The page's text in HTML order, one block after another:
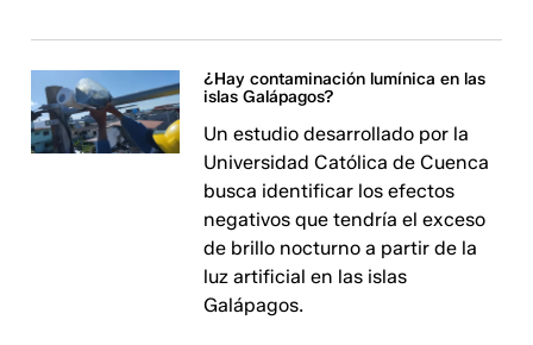
¿Hay contaminación lumínica en las
islas Galápagos?
Un estudio desarrollado por la
Universidad Católica de Cuenca
busca identificar los efectos
negativos que tendría el exceso
de brillo nocturno a partir de la
luz artificial en las islas
Galápagos.